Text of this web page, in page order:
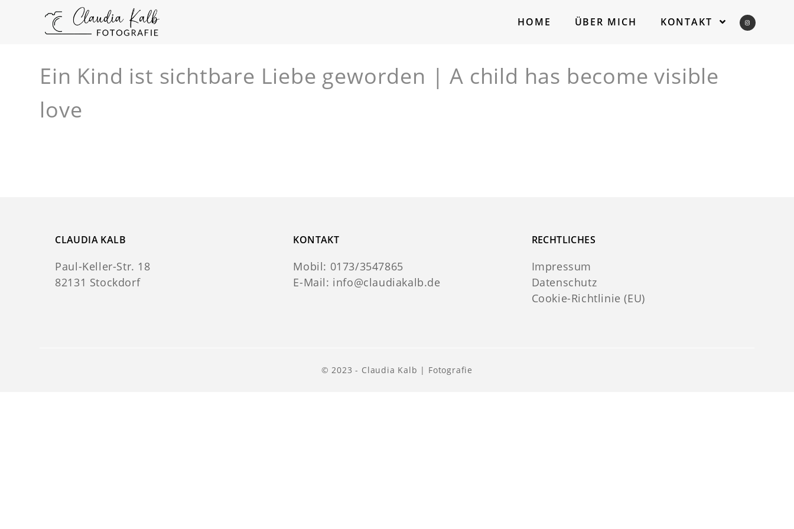
HOME ÜBER MICH KONTAKT
Ein Kind ist sichtbare Liebe geworden | A child has become visible
love
CLAUDIA KALB
Paul-Keller-Str. 18
82131 Stockdorf
KONTAKT
Mobil: 0173/3547865
E-Mail: info@claudiakalb.de
RECHTLICHES
Impressum
Datenschutz
Cookie-Richtlinie (EU)
© 2023 - Claudia Kalb | Fotografie